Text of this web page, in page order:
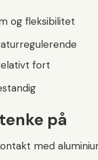
og fleksibilitet
fort
på
med